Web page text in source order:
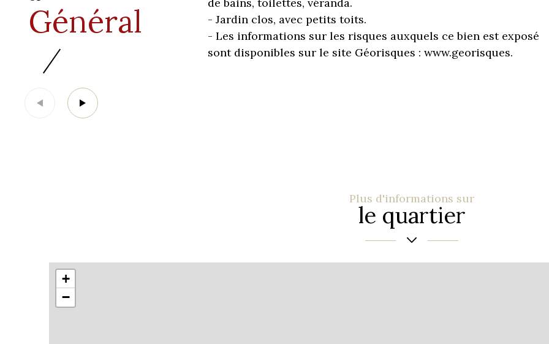
Général
- Jardin clos, avec petits toits.
- Les informations sur les risques auxquels ce bien est exposé
sont disponibles sur le site Géorisques : www.georisques.
Plus d'informations sur
le quartier
+
−